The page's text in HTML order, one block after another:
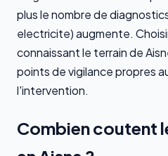
plus le nombre de
electricite) augmente.
connaissant le terrain de
points de vigilance propres
l'intervention.
Combien coutent